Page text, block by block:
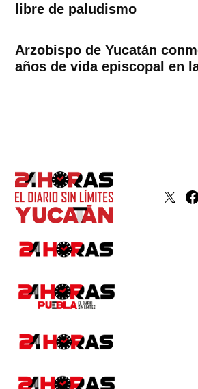
libre de paludismo
Arzobispo de Yucatán
años de vida episcopal en
X